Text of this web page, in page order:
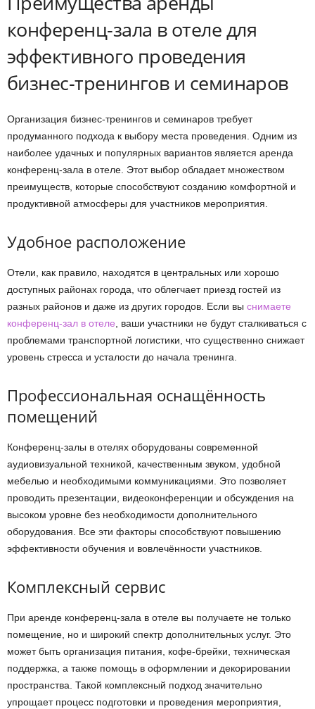
конференц-зала в отеле для
эффективного проведения
бизнес-тренингов и семинаров
Организация бизнес-тренингов и семинаров требует
продуманного подхода к выбору места проведения. Одним из
наиболее удачных и популярных вариантов является аренда
конференц-зала в отеле. Этот выбор обладает множеством
преимуществ, которые способствуют созданию комфортной и
продуктивной атмосферы для участников мероприятия.
Удобное расположение
Отели, как правило, находятся в центральных или хорошо
доступных районах города, что облегчает приезд гостей из
разных районов и даже из других городов. Если вы снимаете
конференц-зал в отеле, ваши участники не будут сталкиваться с
проблемами транспортной логистики, что существенно снижает
уровень стресса и усталости до начала тренинга.
Профессиональная оснащённость
помещений
Конференц-залы в отелях оборудованы современной
аудиовизуальной техникой, качественным звуком, удобной
мебелью и необходимыми коммуникациями. Это позволяет
проводить презентации, видеоконференции и обсуждения на
высоком уровне без необходимости дополнительного
оборудования. Все эти факторы способствуют повышению
эффективности обучения и вовлечённости участников.
Комплексный сервис
При аренде конференц-зала в отеле вы получаете не только
помещение, но и широкий спектр дополнительных услуг. Это
может быть организация питания, кофе-брейки, техническая
поддержка, а также помощь в оформлении и декорировании
пространства. Такой комплексный подход значительно
упрощает процесс подготовки и проведения мероприятия,